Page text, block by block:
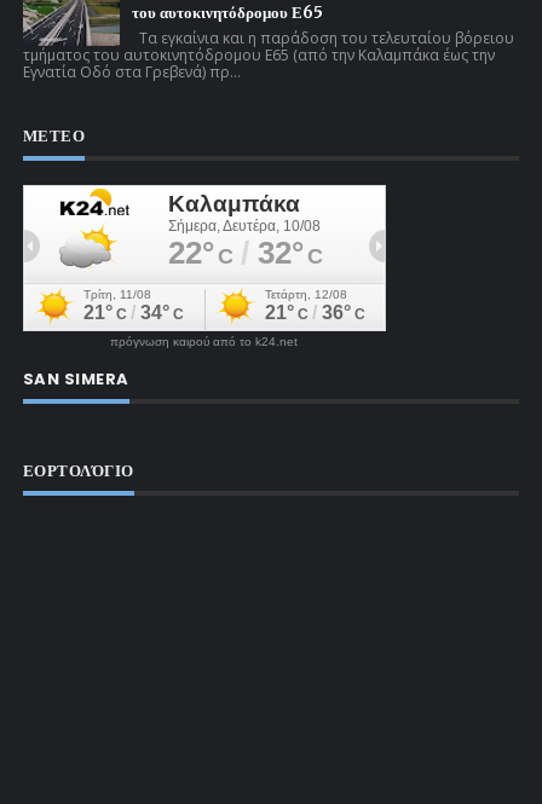
του αυτοκινητόδρομου Ε65
Τα εγκαίνια και η παράδοση του τελευταίου βόρειου
τμήματος του αυτοκινητόδρομου Ε65 (από την Καλαμπάκα έως την
Εγνατία Οδό στα Γρεβενά) πρ...
ΜΕΤΕΟ
πρόγνωση καιρού από το k24.net
SAN SIMERA
ΕΟΡΤΟΛΌΓΙΟ